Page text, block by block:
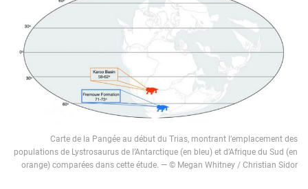
Carte de la Pangée au début du Trias, montrant l’emplacement des
populations de Lystrosaurus de l’Antarctique (en bleu) et d’Afrique du Sud (en
orange) comparées dans cette étude. — © Megan Whitney / Christian Sidor